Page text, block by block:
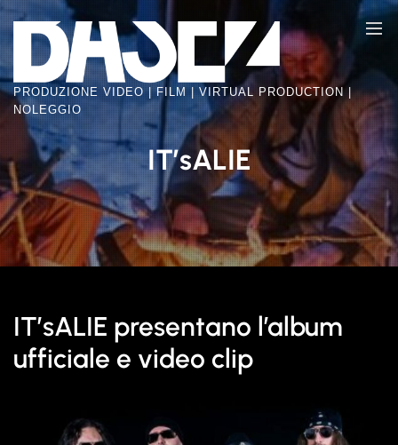
Skip
to
the
content
BASE2
VIDEO
FACTORY
PRODUZIONE VIDEO | FILM | VIRTUAL PRODUCTION |
NOLEGGIO
IT’sALIE
IT’sALIE presentano l’album
ufficiale e video clip